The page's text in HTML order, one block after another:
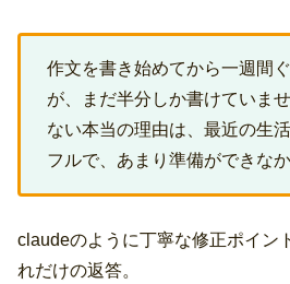
作文を書き始めてから一週間
が、まだ半分しか書けていま
ない本当の理由は、最近の生
フルで、あまり準備ができな
claudeのように丁寧な修正ポイン
れだけの返答。